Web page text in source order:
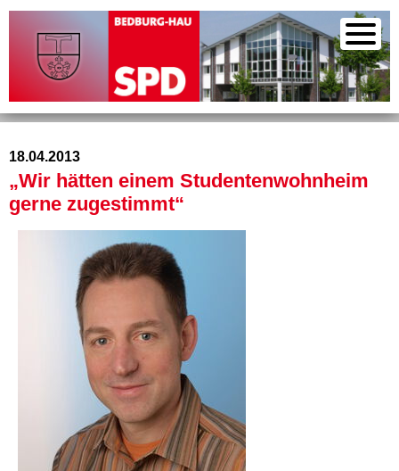
18.04.2013
„Wir hätten einem Studentenwohnheim
gerne zugestimmt“